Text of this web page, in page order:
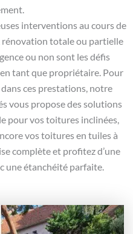
interventions au cours de
rénovation totale ou partielle
ou non sont les défis
tant que propriétaire. Pour
ces prestations, notre
vous propose des solutions
pour vos toitures inclinées,
vos toitures en tuiles à
complète et profitez d’une
une étanchéité parfaite.